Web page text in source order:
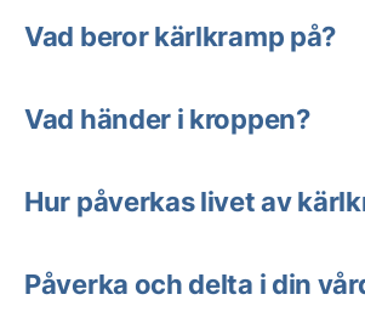
Vad beror kärlkramp på?
Vad händer i kroppen?
Hur påverkas livet av
Påverka och delta i din